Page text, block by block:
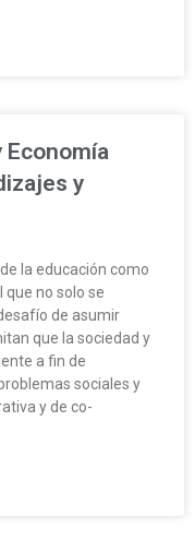
Economía
y
la educación como
que no solo se
de asumir
que la sociedad y
a fin de
sociales y
y de co-